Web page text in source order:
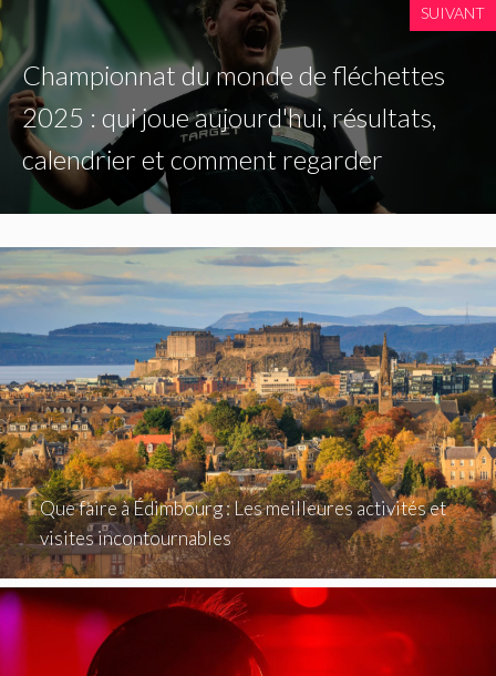
SUIVANT
Championnat du monde de fléchettes
2025 : qui joue aujourd'hui, résultats,
calendrier et comment regarder
Que faire à Édimbourg : Les meilleures activités et
visites incontournables